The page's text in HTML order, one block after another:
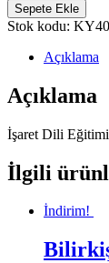
Sepete Ekle
Stok kodu:
Açıklama
Açıklama
İşaret Dili Eğitimi
İlgili
İndirim!